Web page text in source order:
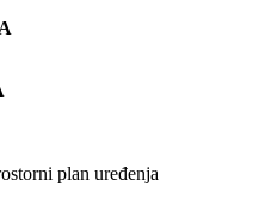
plan uređenja